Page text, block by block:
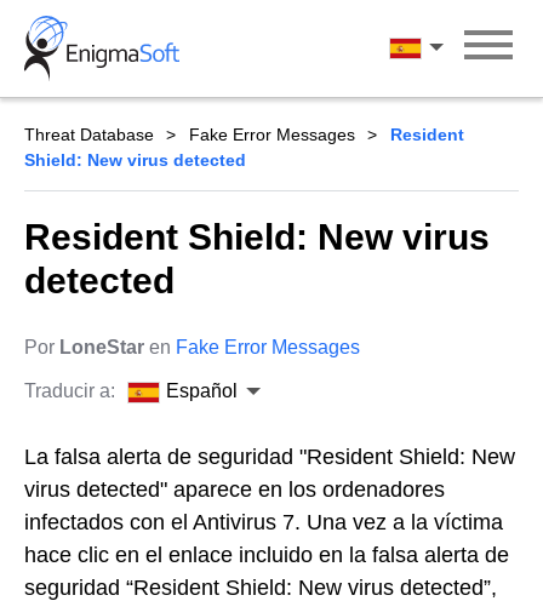
Skip
content
Español
Threat Database Fake Error Messages
Resident
Shield: New virus detected
Resident Shield: New virus
detected
Por LoneStar en Fake Error Messages
Traducir a: Español
La falsa alerta de seguridad "Resident Shield: New
virus detected" aparece en los ordenadores
infectados con el Antivirus 7. Una vez a la víctima
hace clic en el enlace incluido en la falsa alerta de
seguridad “Resident Shield: New virus detected”,